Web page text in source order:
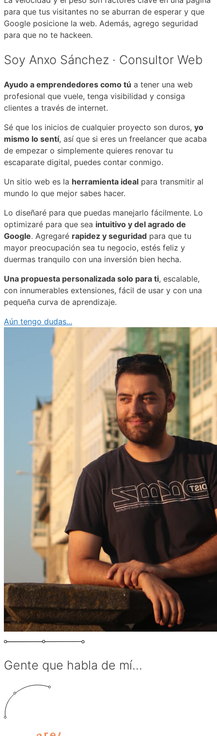
para que tus visitantes no se aburran de esperar y que
Google posicione la web. Además, agrego seguridad
para que no te hackeen.
Soy Anxo Sánchez · Consultor Web
Ayudo a emprendedores como tú a tener una web
profesional que vuele, tenga visibilidad y consiga
clientes a través de internet.
Sé que los inicios de cualquier proyecto son duros, yo
mismo lo sentí, así que si eres un freelancer que acaba
de empezar o simplemente quieres renovar tu
escaparate digital, puedes contar conmigo.
Un sitio web es la herramienta ideal para transmitir al
mundo lo que mejor sabes hacer.
Lo diseñaré para que puedas manejarlo fácilmente. Lo
optimizaré para que sea intuitivo y del agrado de
Google. Agregaré rapidez y seguridad para que tu
mayor preocupación sea tu negocio, estés feliz y
duermas tranquilo con una inversión bien hecha.
Una propuesta personalizada solo para ti, escalable,
con innumerables extensiones, fácil de usar y con una
pequeña curva de aprendizaje.
Aún tengo dudas...
Gente que habla de mí...